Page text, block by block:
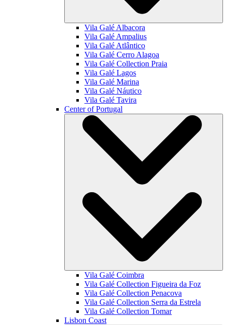
Vila Galé Albacora
Vila Galé Ampalius
Vila Galé Atlântico
Vila Galé Cerro Alagoa
Vila Galé Collection Praia
Vila Galé Lagos
Vila Galé Marina
Vila Galé Náutico
Vila Galé Tavira
Center of Portugal
Vila Galé Coimbra
Vila Galé Collection Figueira da Foz
Vila Galé Collection Penacova
Vila Galé Collection Serra da Estrela
Vila Galé Collection Tomar
Lisbon Coast